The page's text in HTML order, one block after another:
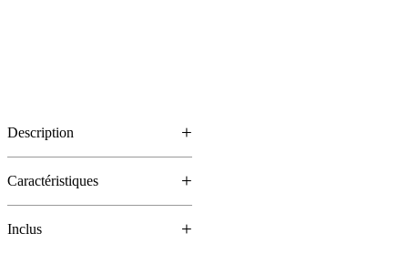
Description
Caractéristiques
Inclus